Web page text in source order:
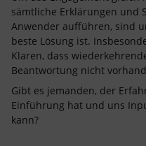
sämtliche Erklärungen und
Anwender aufführen, sind
beste Lösung ist.
Klaren, dass
Beantwortung nicht
Gibt es jemanden, der
Einführung hat und uns
kann?